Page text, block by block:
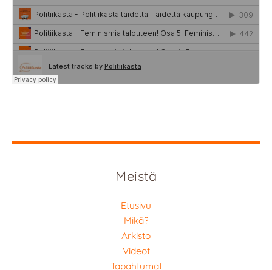
Meistä
Etusivu
Mikä?
Arkisto
Videot
Tapahtumat